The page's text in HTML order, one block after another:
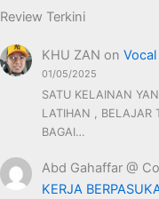
Review Terkini
KHU ZAN on
01/05/2025
SATU KELAINAN
LATIHAN , BELAJAR
BAGAI…
Abd Gahaffar @
KERJA